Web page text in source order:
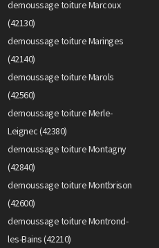
demoussage toiture Marcoux
(42130)
demoussage toiture Maringes
(42140)
demoussage toiture Marols
(42560)
demoussage toiture Merle-
Leignec (42380)
demoussage toiture Montagny
(42840)
demoussage toiture Montbrison
(42600)
demoussage toiture Montrond-
les-Bains (42210)